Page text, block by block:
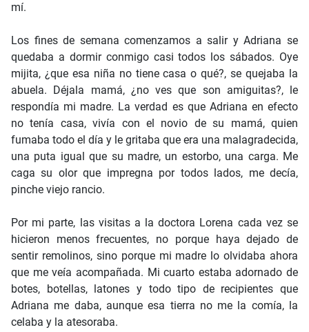
mí.
Los fines de semana comenzamos a salir y Adriana se
quedaba a dormir conmigo casi todos los sábados. Oye
mijita, ¿que esa niña no tiene casa o qué?, se quejaba la
abuela. Déjala mamá, ¿no ves que son amiguitas?, le
respondía mi madre. La verdad es que Adriana en efecto
no tenía casa, vivía con el novio de su mamá, quien
fumaba todo el día y le gritaba que era una malagradecida,
una puta igual que su madre, un estorbo, una carga. Me
caga su olor que impregna por todos lados, me decía,
pinche viejo rancio.
Por mi parte, las visitas a la doctora Lorena cada vez se
hicieron menos frecuentes, no porque haya dejado de
sentir remolinos, sino porque mi madre lo olvidaba ahora
que me veía acompañada. Mi cuarto estaba adornado de
botes, botellas, latones y todo tipo de recipientes que
Adriana me daba, aunque esa tierra no me la comía, la
celaba y la atesoraba.